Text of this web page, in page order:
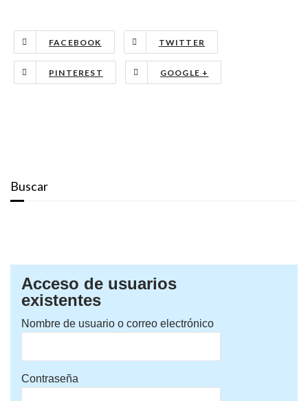
FACEBOOK TWITTER
PINTEREST GOOGLE +
Buscar
Acceso de usuarios
existentes
Nombre de usuario o correo electrónico
Contraseña